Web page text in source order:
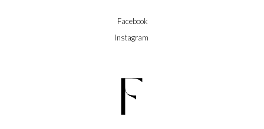
Facebook
Instagram